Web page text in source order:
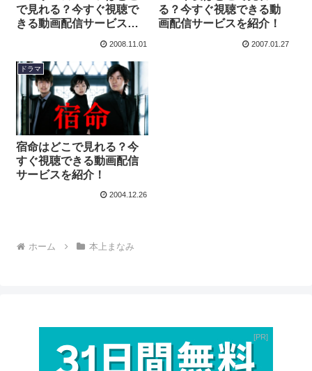
で見れる？今すぐ視聴で
きる動画配信サービスを
2008.11.01
る？今すぐ視聴できる動
画配信サービスを紹介！
2007.01.27
ドラマ
宿命はどこで見れる？今
すぐ視聴できる動画配信
サービスを紹介！
2004.12.26
ホーム 本上まなみ
PR